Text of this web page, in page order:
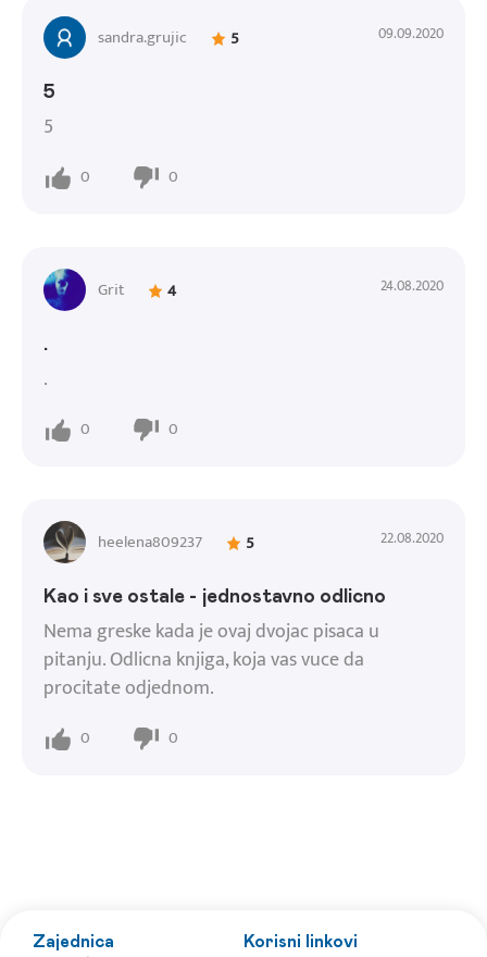
sandra.grujic 5 09.09.2020
5
5
0 0
Grit 4 24.08.2020
.
.
0 0
heelena809237 5 22.08.2020
Kao i sve ostale - jednostavno odlicno
Nema greske kada je ovaj dvojac pisaca u
pitanju. Odlicna knjiga, koja vas vuce da
procitate odjednom.
0 0
Zajednica Korisni linkovi